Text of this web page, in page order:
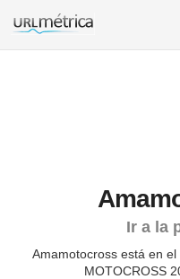
Ir a la
Amamotocross está en
MOTOCROSS